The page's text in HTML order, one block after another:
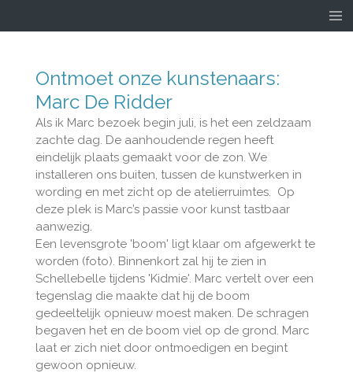
direct
hoofdinhoud
Ontmoet onze kunstenaars:
Marc De Ridder
Als ik Marc bezoek begin juli, is het een zeldzaam
zachte dag. De aanhoudende regen heeft
eindelijk plaats gemaakt voor de zon. We
installeren ons buiten, tussen de kunstwerken in
wording en met zicht op de atelierruimtes. Op
deze plek is Marc’s passie voor kunst tastbaar
aanwezig.
Een levensgrote 'boom' ligt klaar om afgewerkt te
worden (foto). Binnenkort zal hij te zien in
Schellebelle tijdens 'Kidmie'. Marc vertelt over een
tegenslag die maakte dat hij de boom
gedeeltelijk opnieuw moest maken. De schragen
begaven het en de boom viel op de grond. Marc
laat er zich niet door ontmoedigen en begint
gewoon opnieuw.